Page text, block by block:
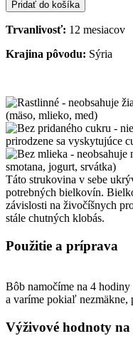
Trvanlivosť: 12 mesiacov
Krajina pôvodu: Sýria
Táto strukovina v sebe
potrebných bielkovín.
závislosti na živočíšnych
stále chutných klobás.
Použitie a príprava
Bôb namočíme na 4
a varíme pokiaľ nezmäkne,
Výživové hodnoty na